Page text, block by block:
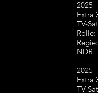
2025
Extra
TV-
Rolle:
NDR
2025
Extra
TV-